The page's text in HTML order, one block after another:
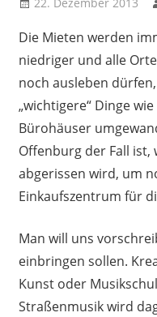
Die Mieten werden
niedriger und alle
noch ausleben
„wichtigere“ Dinge
Bürohäuser
Offenburg der Fall
abgerissen wird, um
Einkaufszentrum für
Man will uns
einbringen sollen.
Kunst oder
Straßenmusik wird